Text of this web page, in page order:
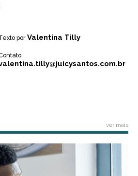
porValentina Tilly
ver mais